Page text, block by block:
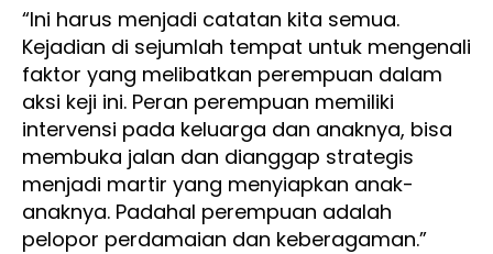
“Ini harus menjadi catatan kita semua.
Kejadian di sejumlah tempat untuk mengenali
faktor yang melibatkan perempuan dalam
aksi keji ini. Peran perempuan memiliki
intervensi pada keluarga dan anaknya, bisa
membuka jalan dan dianggap strategis
menjadi martir yang menyiapkan anak-
anaknya. Padahal perempuan adalah
pelopor perdamaian dan keberagaman.”